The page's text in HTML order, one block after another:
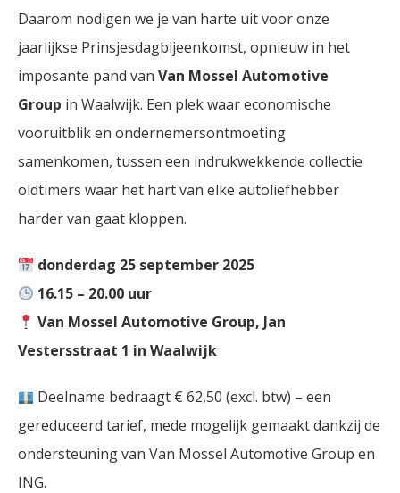
Daarom nodigen we je van harte uit voor onze
jaarlijkse Prinsjesdagbijeenkomst, opnieuw in het
imposante pand van Van Mossel Automotive
Group in Waalwijk. Een plek waar economische
vooruitblik en ondernemersontmoeting
samenkomen, tussen een indrukwekkende collectie
oldtimers waar het hart van elke autoliefhebber
harder van gaat kloppen.
donderdag 25 september 2025
16.15 – 20.00 uur
Van Mossel Automotive Group, Jan
Vestersstraat 1 in Waalwijk
Deelname bedraagt € 62,50 (excl. btw) – een
gereduceerd tarief, mede mogelijk gemaakt dankzij de
ondersteuning van Van Mossel Automotive Group en
ING.